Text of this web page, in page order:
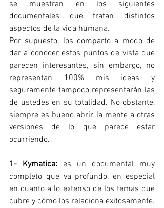
se muestran en los siguientes
documentales que tratan distintos
aspectos de la vida humana.
Por supuesto, los comparto a modo de
dar a conocer estos puntos de vista que
parecen interesantes, sin embargo, no
representan 100% mis ideas y
seguramente tampoco representarán las
de ustedes en su totalidad. No obstante,
siempre es bueno abrir la mente a otras
versiones de lo que parece estar
ocurriendo.
1- Kymatica: es un documental muy
completo que va profundo, en especial
en cuanto a lo extenso de los temas que
cubre y cómo los relaciona exitosamente.